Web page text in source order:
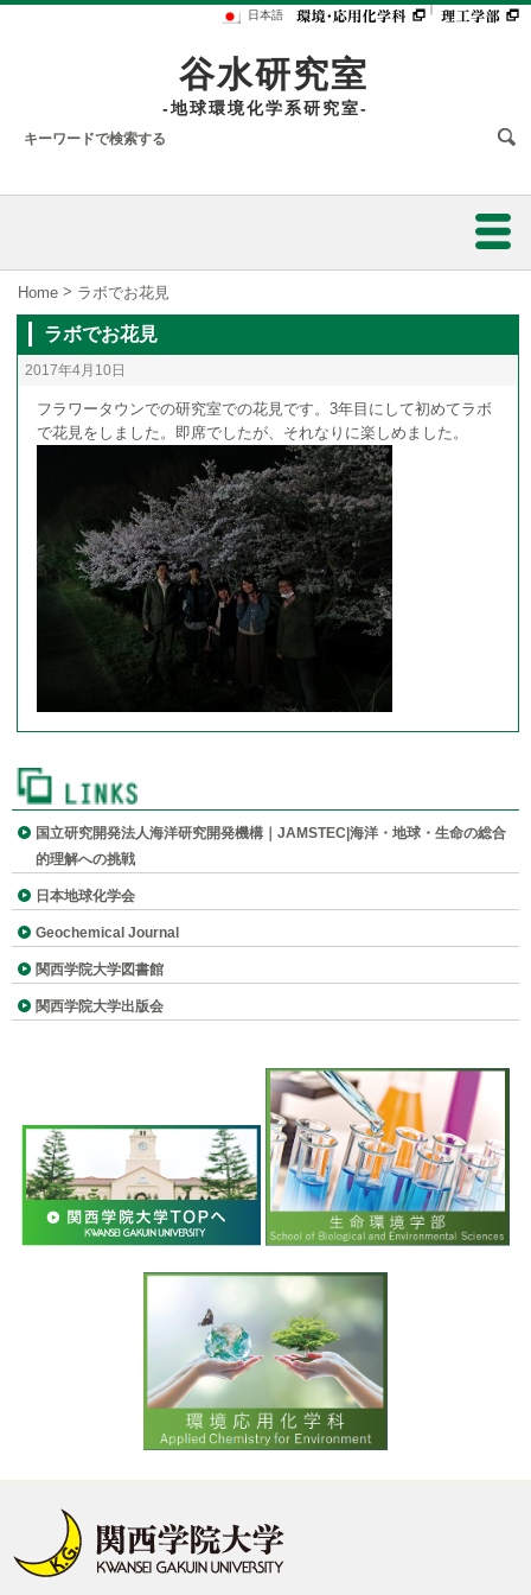
日本語
｜
谷水研究室
-地球環境化学系研究室-
研究内容
陸水の水質解析のための同位体的研究
農産物や工業材料の原産地判別のための同位体指標の確立
無機元素同位体存在度の高精度・高確度測定
スタッフ
フォトアルバム
メンバー
研究室について
(管理用)
Home > ラボでお花見
ラボでお花見
2017年4月10日
フラワータウンでの研究室での花見です。3年目にして初めてラボ
で花見をしました。即席でしたが、それなりに楽しめました。
国立研究開発法人海洋研究開発機構｜JAMSTEC|海洋・地球・生命の総合
的理解への挑戦
日本地球化学会
Geochemical Journal
関西学院大学図書館
関西学院大学出版会